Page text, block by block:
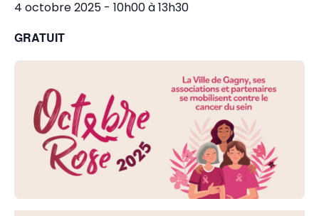
4 octobre 2025 - 10h00à13h30
GRATUIT